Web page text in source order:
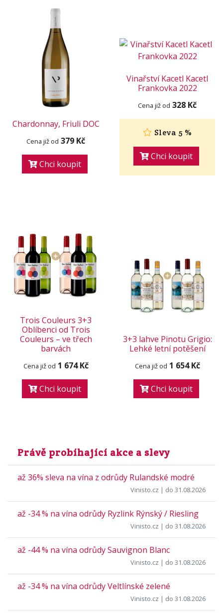
Chardonnay, Friuli DOC
Cena již od 379 Kč
Chci koupit
Vinařství Kacetl Kacetl
Frankovka 2022
Cena již od 328 Kč
Sleva 5 %
Chci koupit
Trois Couleurs 3+3
Oblíbenci od Trois
Couleurs – ve třech
barvách
Cena již od 1 674 Kč
Chci koupit
3+3 lahve Pinotu Grigio:
Lehké letní potěšení
Cena již od 1 654 Kč
Chci koupit
Právě probíhající akce a slevy
až 36% sleva na vína z odrůdy Rulandské modré
Vinisto.cz | do 31.08.2026
až -34 % na vína odrůdy Ryzlink Rýnský / Riesling
Vinisto.cz | do 31.08.2026
až -44 % na vína odrůdy Sauvignon Blanc
Vinisto.cz | do 31.08.2026
až -34 % na vína odrůdy Veltlínské zelené
Vinisto.cz | do 31.08.2026